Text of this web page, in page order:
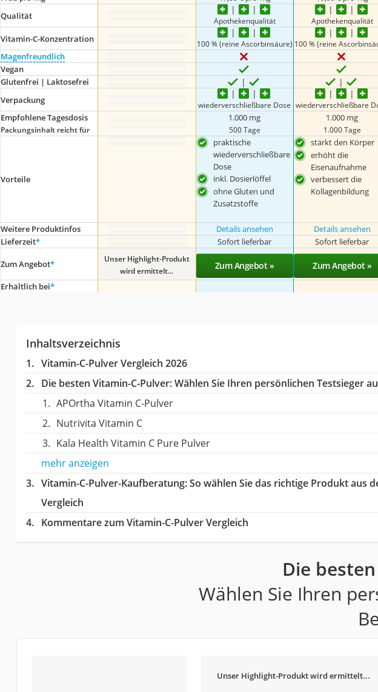
Qualität Apothekenqualität Apothekenqualität
Vitamin-C-Konzentration 100 % (reine Ascorbinsäure) 100 % (reine
Magenfreundlich
Vegan
Glutenfrei | Laktosefrei
Verpackung
wiederverschließbare Dose wiederverschließbare
Empfohlene Tagesdosis
Packungsinhalt reicht für
1.000 mg
500 Tage
1.000 mg
1.000 Tage
Vorteile
praktische
wiederverschließbare
Dose
inkl. Dosierlöffel
ohne Gluten und
Zusatzstoffe
stärkt den Körper
erhöht die
Eisenaufnahme
verbessert die
Kollagenbildung
Weitere Produktinfos Details ansehen Details ansehen
Lieferzeit* Sofort lieferbar Sofort lieferbar
Zum Angebot*
Unser Highlight-Produkt
wird ermittelt...
Zum Angebot » Zum Angebot »
Erhältlich bei*
Inhaltsverzeichnis
Vitamin-C-Pulver Vergleich 2026
Die besten Vitamin-C-Pulver:Wählen Sie Ihren persönlichen Testsieger
APOrtha Vitamin C-Pulver
Nutrivita Vitamin C
Kala Health Vitamin C Pure Pulver
mehr anzeigen
Vitamin-C-Pulver-Kaufberatung: So wählen Sie das richtige Produkt aus
Vergleich
Kommentare zum Vitamin-C-Pulver Vergleich
Die
Wählen Sie Ihren
Unser Highlight-Produkt wird ermittelt...